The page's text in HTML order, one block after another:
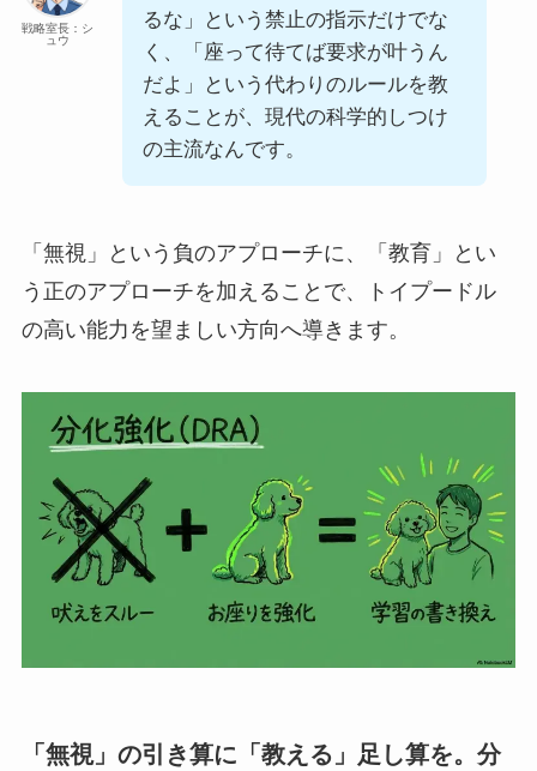
戦略室長：シ
ュウ
るな」という禁止の指示だけでな
く、「座って待てば要求が叶うん
だよ」という代わりのルールを教
えることが、現代の科学的しつけ
の主流なんです。
「無視」という負のアプローチに、「教育」とい
う正のアプローチを加えることで、トイプードル
の高い能力を望ましい方向へ導きます。
「無視」の引き算に「教える」足し算を。分